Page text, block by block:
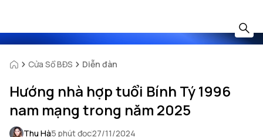
Cửa Sổ BĐS Diễn đàn
Hướng nhà hợp tuổi Bính Tý 1996
nam mạng trong năm 2025
Thu Hà5 phút đọc27/11/2024